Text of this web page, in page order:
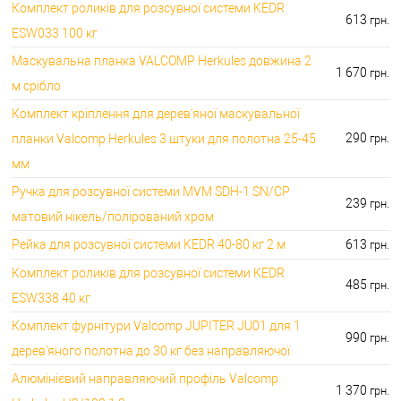
Комплект роликів для розсувної системи KEDR
ESW033 100 кг
613 грн.
Маскувальна планка VALCOMP Herkules довжина 2
м срібло
1 670 грн.
Комплект кріплення для дерев'яної маскувальної
планки Valcomp Herkules 3 штуки для полотна 25-45
мм
290 грн.
Ручка для розсувної системи MVM SDH-1 SN/CP
матовий нікель/полірований хром
239 грн.
Рейка для розсувної системи KEDR 40-80 кг 2 м 613 грн.
Комплект роликів для розсувної системи KEDR
ESW338 40 кг
485 грн.
Комплект фурнітури Valcomp JUPITER JU01 для 1
дерев'яного полотна до 30 кг без направляючої
990 грн.
Алюмінієвий направляючий профіль Valcomp
1 370 грн.